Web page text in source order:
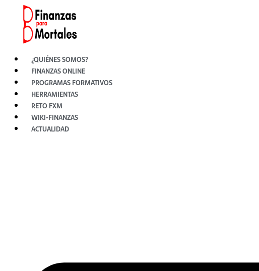
contenido
¿QUIÉNES SOMOS?
FINANZAS ONLINE
PROGRAMAS FORMATIVOS
HERRAMIENTAS
RETO FXM
WIKI-FINANZAS
ACTUALIDAD